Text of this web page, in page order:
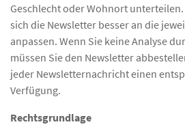
Geschlecht oder Wohnort unterteilen.
sich die Newsletter besser an die
anpassen. Wenn Sie keine Analyse
müssen Sie den Newsletter
jeder Newsletternachricht einen
Verfügung.
Rechtsgrundlage